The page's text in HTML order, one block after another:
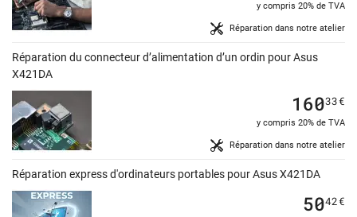
Réparation dans notre atelier
y compris 20% de TVA
Réparation du connecteur d’alimentation d’un ordin pour Asus
X421DA
Réparation dans notre atelier
16033€
y compris 20% de TVA
Réparation express d'ordinateurs portables pour Asus X421DA
5042€